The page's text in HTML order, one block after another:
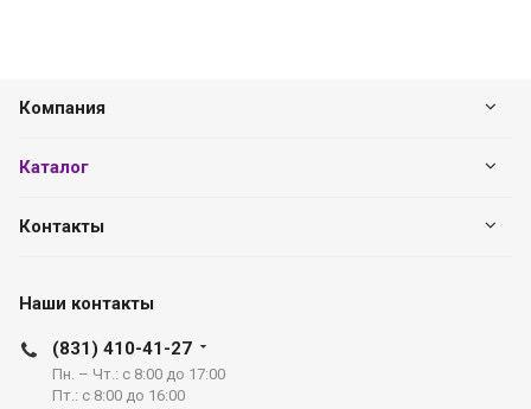
Компания
Каталог
Контакты
Наши контакты
(831) 410-41-27
Пн. – Чт.: с 8:00 до 17:00
Пт.: с 8:00 до 16:00